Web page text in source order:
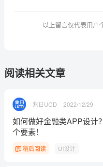
以上留言仅代表用户
阅读相关文章
兆日UCD 2022/12/29
如何做好金融类APP设计
个要素！
稍后阅读 UI设计